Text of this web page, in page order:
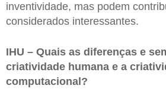
inventividade, mas podem
considerados interessantes.
IHU – Quais as diferenças e
criatividade humana e a
computacional?